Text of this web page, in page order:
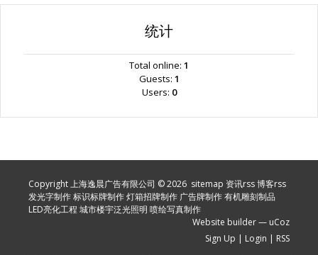
统计
Total online: 1
Guests: 1
Users: 0
Copyright 上海逸晨广告有限公司 © 2026 sitemap 资讯rss博客rss
发光字制作标识标牌制作灯箱招牌制作 广告牌制作有机雕刻制品
LED亮化工程 城市楼宇泛光照明 喷绘写真制作
Website builder— uCoz
Sign Up | Login | RSS